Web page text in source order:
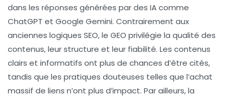
dans les réponses générées par des IA comme
ChatGPT et Google Gemini. Contrairement aux
anciennes logiques SEO, le GEO privilégie la qualité des
contenus, leurstructure et leur fiabilité. Les contenus
clairs et informatifs ont plus de chances d’être cités,
tandis que les pratiques douteuses telles que l’achat
massif de liens n’ont plus d’impact. Par ailleurs, la